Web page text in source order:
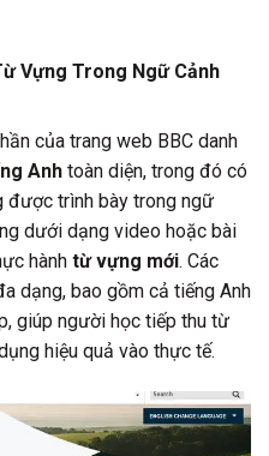
Vựng Trong Ngữ Cảnh
của trang web BBC danh
Anh toàn diện, trong đó có
được trình bày trong ngữ
dưới dạng video hoặc bài
hành từ vựng mới. Các
dạng, bao gồm cả tiếng Anh
giúp người học tiếp thu từ
hiệu quả vào thực tế.